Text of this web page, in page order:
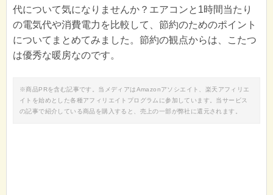
代について気になりませんか？エアコンと1時間当たり
の電気代や消費電力を比較して、節約のためのポイント
についてまとめてみました。節約の観点からは、こたつ
は優秀な暖房なのです。
※商品PRを含む記事です。当メディアはAmazonアソシエイト、楽天アフィリエ
イトを始めとした各種アフィリエイトプログラムに参加しています。当サービス
の記事で紹介している商品を購入すると、売上の一部が弊社に還元されます。